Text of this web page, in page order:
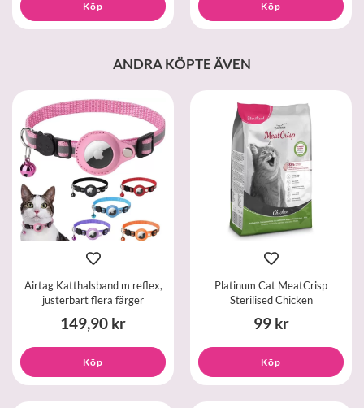
Köp Köp
ANDRA KÖPTE ÄVEN
Airtag Katthalsband m reflex,
justerbart flera färger
149,90 kr
Köp
Platinum Cat MeatCrisp
Sterilised Chicken
99 kr
Köp